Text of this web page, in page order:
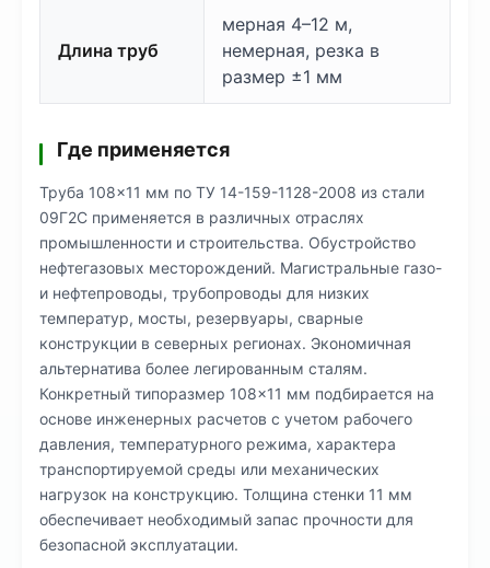
Длина труб
мерная 4–12 м,
немерная, резка в
размер ±1 мм
Где применяется
Труба 108×11 мм по ТУ 14-159-1128-2008 из стали
09Г2С применяется в различных отраслях
промышленности и строительства. Обустройство
нефтегазовых месторождений. Магистральные газо-
и нефтепроводы, трубопроводы для низких
температур, мосты, резервуары, сварные
конструкции в северных регионах. Экономичная
альтернатива более легированным сталям.
Конкретный типоразмер 108×11 мм подбирается на
основе инженерных расчетов с учетом рабочего
давления, температурного режима, характера
транспортируемой среды или механических
нагрузок на конструкцию. Толщина стенки 11 мм
обеспечивает необходимый запас прочности для
безопасной эксплуатации.